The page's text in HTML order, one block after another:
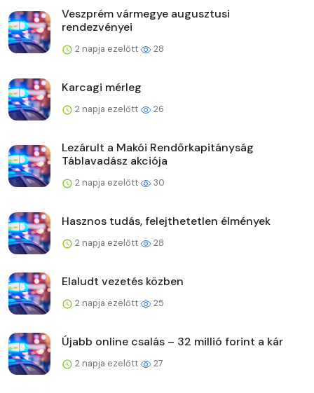
Veszprém vármegye augusztusi
rendezvényei
2 napja ezelőtt 28
Karcagi mérleg
2 napja ezelőtt 26
Lezárult a Makói Rendőrkapitányság
Táblavadász akciója
2 napja ezelőtt 30
Hasznos tudás, felejthetetlen élmények
2 napja ezelőtt 28
Elaludt vezetés közben
2 napja ezelőtt 25
Újabb online csalás – 32 millió forint a kár
2 napja ezelőtt 27